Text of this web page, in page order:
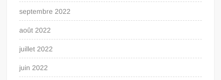
septembre 2022
août 2022
juillet 2022
juin 2022